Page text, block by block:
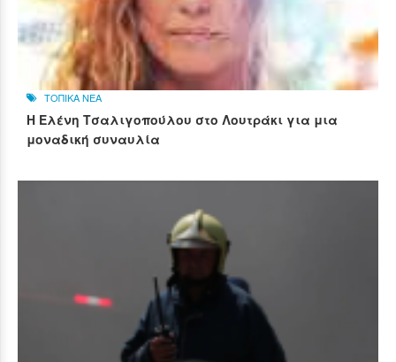
ΤΟΠΙΚΑ ΝΕΑ
Η Ελένη Τσαλιγοπούλου στο Λουτράκι για μια
μοναδική συναυλία